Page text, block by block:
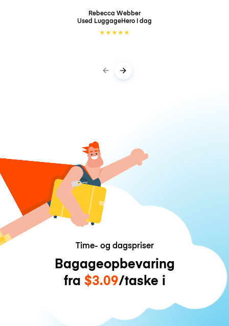
Rebecca Webber
Used LuggageHero I dag
★★★★★
Time- og dagspriser
Bagageopbevaring
fra $3.09/taske i